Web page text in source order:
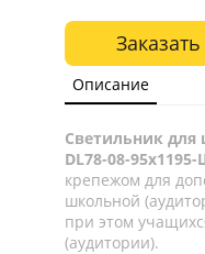
Заказать
Описание
Светильник для
DL78-08-
крепежом для
школьной
при этом
(аудитории).